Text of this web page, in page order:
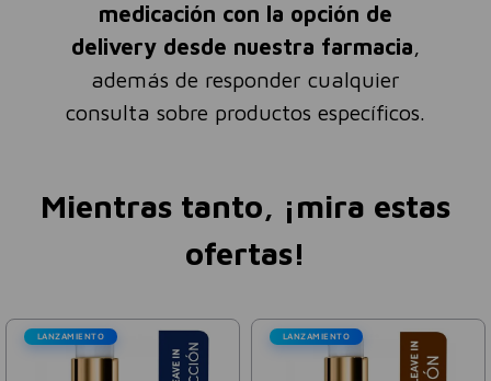
medicación con la opción de
delivery desde nuestra farmacia,
además de responder cualquier
consulta sobre productos específicos.
Mientras tanto, ¡mira estas
ofertas!
LANZAMIENTO LANZAMIENTO